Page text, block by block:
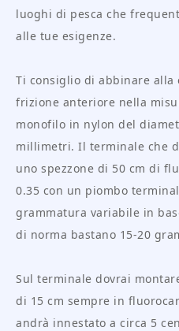
luoghi di pesca che
alle tue esigenze.
Ti consiglio di abbinare
frizione anteriore nella
monofilo in nylon del
millimetri. Il terminale che
uno spezzone di 50 cm di
0.35 con un piombo
grammatura variabile in
di norma bastano 15-20
Sul terminale dovrai
di 15 cm sempre in
andrà innestato a circa 5